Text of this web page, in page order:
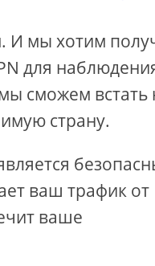
И мы хотим
для
сможем встать
страну.
ваш трафик от
ваше